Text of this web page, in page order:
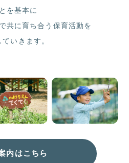
を基本に
共に育ち合う保育活動を
いきます。
内はこちら